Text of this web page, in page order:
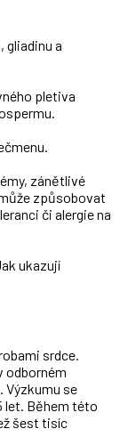
gliadinu a
pletiva
zánětlivé
způsobovat
či alergie na
ukazují
srdce.
odborném
. Výzkumu se
let. Během této
šest tisíc